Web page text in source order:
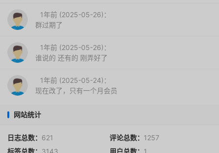
1年前 (2025-05-26)：
群过期了
1年前 (2025-05-26)：
谁说的 还有的 刚弄好了
1年前 (2025-05-24)：
现在改了，只有一个月会员
网站统计
日志总数： 621 评论总数： 1257
标签总数： 3143 用户总数： 1